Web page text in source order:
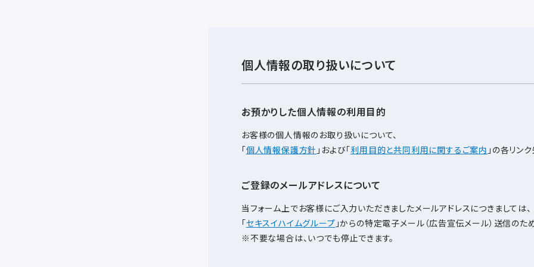
個人情報の取り扱いについて
お預かりした個人情報の利用目的
お客様の個人情報のお取り扱いについて、
「個人情報保護方針 」および「利用目的と共同利用に関するご案内 」の各リン
ご登録のメールアドレスについて
当フォーム上でお客様にご入力いただきましたメールアドレスにつきましては、
「セキスイハイムグループ 」からの特定電子メール（広告宣伝メール）送信のた
※不要な場合は、いつでも停止できます。